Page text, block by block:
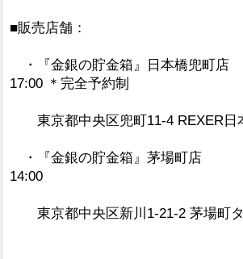
■販売店舗：
・『金銀の貯金箱』日本橋兜町
17:00 ＊完全予約制
東京都中央区兜町11-4 REXER日
・『金銀の貯金箱』茅場町店
14:00
東京都中央区新川1-21-2 茅場町